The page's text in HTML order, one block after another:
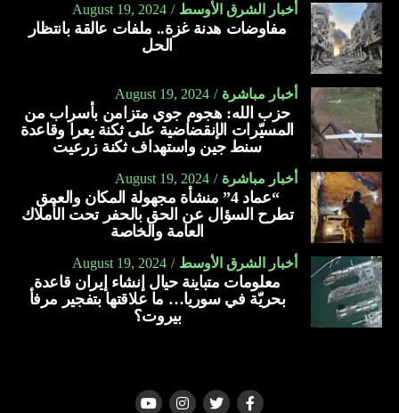
أخبار الشرق الأوسط August 19, 2024
مفاوضات هدنة غزة.. ملفات عالقة بانتظار
الحل
أخبار مباشرة August 19, 2024
حزب الله: هجوم جوي متزامن بأسراب من
المسيّرات الإنقضاضية على ثكنة يعرا وقاعدة
سنط جين واستهداف ثكنة زرعيت
أخبار مباشرة August 19, 2024
“عماد 4” منشأة مجهولة المكان والعمق
تطرح السؤال عن الحق بالحفر تحت الأملاك
العامة والخاصة
أخبار الشرق الأوسط August 19, 2024
معلومات متباينة حيال إنشاء إيران قاعدة
بحريّة في سوريا… ما علاقتها بتفجير مرفأ
بيروت؟